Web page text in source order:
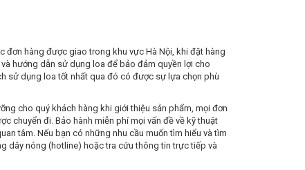
đơn hàng được giao trong khu vực Hà Nội, khi đặt hàng
hướng dẫn sử dụng loa để bảo đảm quyền lợi cho
sử dụng loa tốt nhất qua đó có được sự lựa chọn phù
cho quý khách hàng khi giới thiệu sản phẩm, mọi đơn
chuyển đi. Bảo hành miễn phí mọi vấn đề về kỹ thuật
tâm. Nếu bạn có những nhu cầu muốn tìm hiểu và tìm
dây nóng (hotline) hoặc tra cứu thông tin trực tiếp và